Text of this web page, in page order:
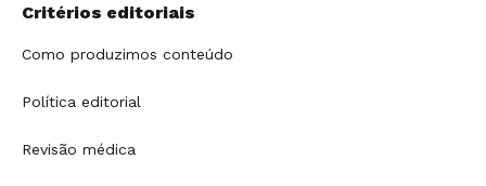
Critérios editoriais
Como produzimos conteúdo
Política editorial
Revisão médica